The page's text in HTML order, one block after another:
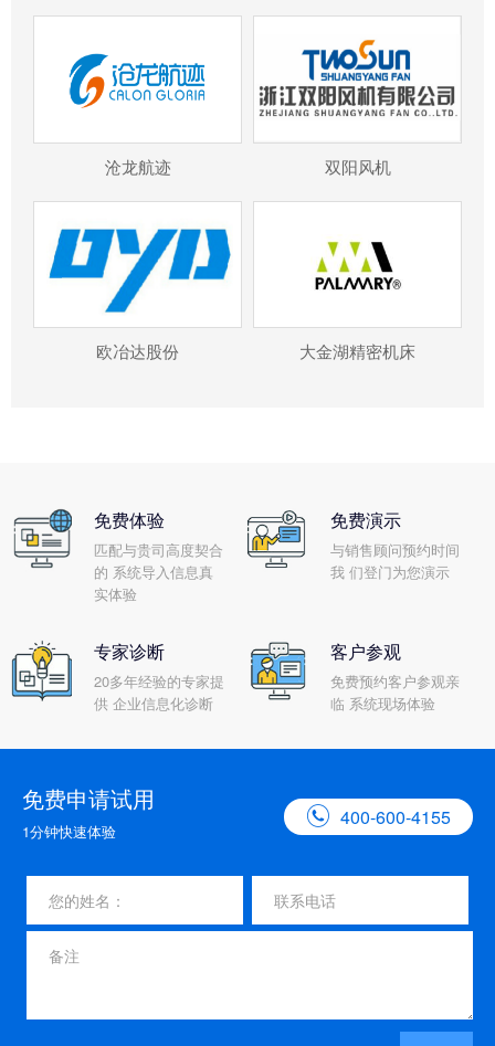
沧龙航迹 双阳风机
欧冶达股份 大金湖精密机床
免费体验
匹配与贵司高度契合
的 系统导入信息真
实体验
免费演示
与销售顾问预约时间
我 们登门为您演示
专家诊断
20多年经验的专家提
供 企业信息化诊断
客户参观
免费预约客户参观亲
临 系统现场体验
免费申请试用
1分钟快速体验
 400-600-4155